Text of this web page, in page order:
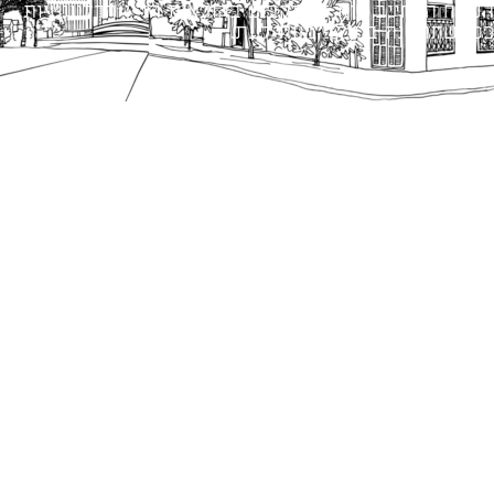
הנוסח המחייב הוא זה הקבוע בהוראות הדין הרלוונטיות
כפי שתהיינה בתוקף מעת לעת.